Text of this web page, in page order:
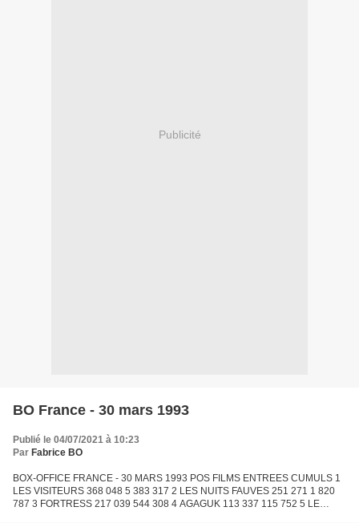
Publicité
BO France - 30 mars 1993
Publié le 04/07/2021 à 10:23
Par Fabrice BO
BOX-OFFICE FRANCE - 30 MARS 1993 POS FILMS ENTREES CUMULS 1
LES VISITEURS 368 048 5 383 317 2 LES NUITS FAUVES 251 271 1 820
787 3 FORTRESS 217 039 544 308 4 AGAGUK 113 337 115 752 5 LE